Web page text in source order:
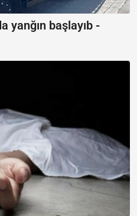
yanğın başlayıb -